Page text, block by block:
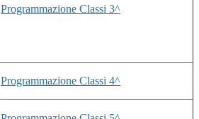
Programmazione Classi 3^
Programmazione Classi 4^